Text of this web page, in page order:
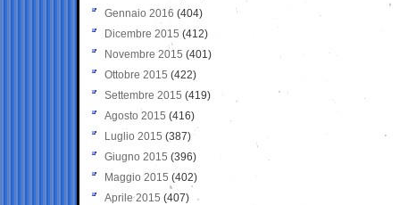
Gennaio 2016 (404)
Dicembre 2015 (412)
Novembre 2015 (401)
Ottobre 2015 (422)
Settembre 2015 (419)
Agosto 2015 (416)
Luglio 2015 (387)
Giugno 2015 (396)
Maggio 2015 (402)
Aprile 2015 (407)